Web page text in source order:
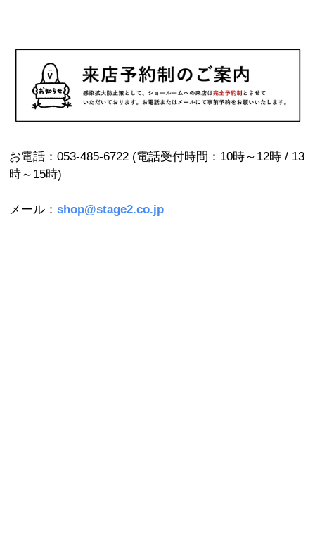
お電話：053-485-6722 (電話受付時間：10時～12時 / 13
時～15時)
メール：shop@stage2.co.jp